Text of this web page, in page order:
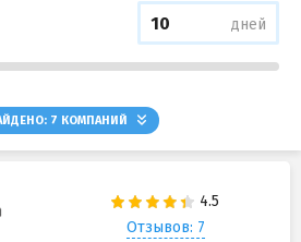
дней
7 КОМПАНИЙ
Отзывов: 7